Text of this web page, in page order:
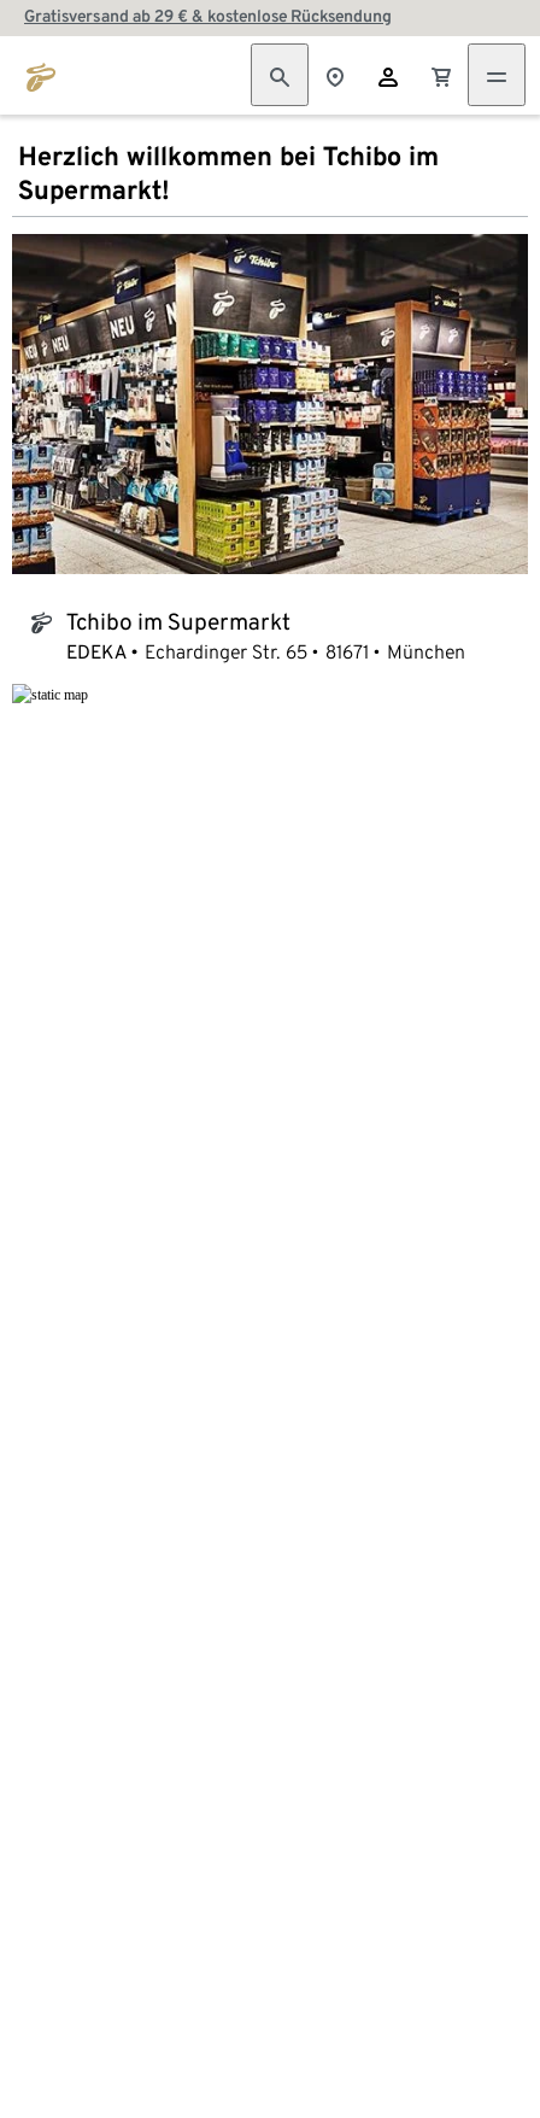
Gratisversand ab 29 € & kostenlose Rücksendung
Herzlich willkommen bei Tchibo im
Supermarkt!
tchibo_logo Tchibo im Supermarkt
EDEKA Echardinger Str. 65 81671 München